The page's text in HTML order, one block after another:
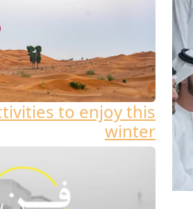
to enjoy this
winter